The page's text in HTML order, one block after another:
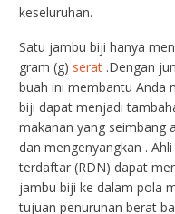
keseluruhan.
Satu jambu biji hanya
gram (g) serat .Dengan
buah ini membantu Anda
biji dapat menjadi
makanan yang seimbang
dan mengenyangkan .
terdaftar (RDN) dapat
jambu biji ke dalam pola
tujuan penurunan berat